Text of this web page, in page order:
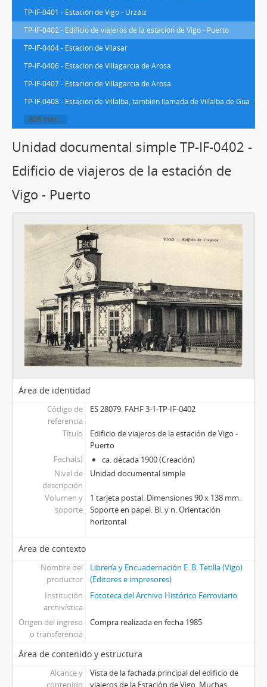
TP-IF-0401 - Estación de Vigo - Urzáiz
TP-IF-0402 - Edificio de viajeros de la estación de Vigo - Puerto
TP-IF-0404 - Estación de Vilasar
TP-IF-0406 - Estación de Villagarcía de Arosa
TP-IF-0407 - Estación de Villagarcía de Arosa
TP-IF-0408 - Estación de Villalba, también llamada de Villalba de Guadarrama
808 más...
Unidad documental simple TP-IF-0402 -
Edificio de viajeros de la estación de
Vigo - Puerto
Área de identidad
Código de
referencia
ES 28079. FAHF 3-1-TP-IF-0402
Título
Edificio de viajeros de la estación de Vigo -
Puerto
Fecha(s)
ca. década 1900 (Creación)
Nivel de
descripción
Unidad documental simple
Volumen y
soporte
1 tarjeta postal. Dimensiones 90 x 138 mm.
Soporte en papel. Bl. y n. Orientación
horizontal
Área de contexto
Nombre del
productor
Librería y Encuadernación E. B. Tetilla (Vigo)
(Editores e impresores)
Institución
archivística
Fototeca del Archivo Histórico Ferroviario
Origen del ingreso
o transferencia
Compra realizada en fecha 1985
Área de contenido y estructura
Alcance y
Vista de la fachada principal del edificio de